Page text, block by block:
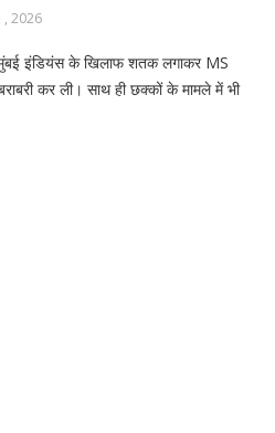
, 2026
इंडियंस के खिलाफ शतक लगाकर MS
कर ली। साथ ही छक्कों के मामले में भी